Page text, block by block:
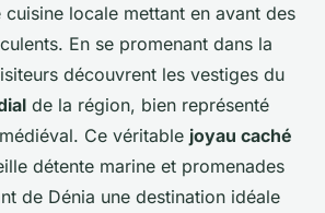
cuisine locale mettant en avant des
En se promenant dans la
découvrent les vestiges du
de la région, bien représenté
Ce véritable joyau caché
détente marine et promenades
de Dénia une destination idéale